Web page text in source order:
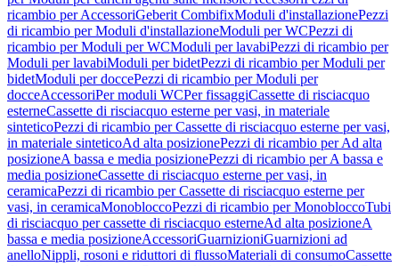
ricambio per AccessoriGeberit CombifixModuli d'installazionePezzi
di ricambio per Moduli d'installazioneModuli per WCPezzi di
ricambio per Moduli per WCModuli per lavabiPezzi di ricambio per
Moduli per lavabiModuli per bidetPezzi di ricambio per Moduli per
bidetModuli per doccePezzi di ricambio per Moduli per
docceAccessoriPer moduli WCPer fissaggiCassette di risciacquo
esterneCassette di risciacquo esterne per vasi, in materiale
sinteticoPezzi di ricambio per Cassette di risciacquo esterne per vasi,
in materiale sinteticoAd alta posizionePezzi di ricambio per Ad alta
posizioneA bassa e media posizionePezzi di ricambio per A bassa e
media posizioneCassette di risciacquo esterne per vasi, in
ceramicaPezzi di ricambio per Cassette di risciacquo esterne per
vasi, in ceramicaMonobloccoPezzi di ricambio per MonobloccoTubi
di risciacquo per cassette di risciacquo esterneAd alta posizioneA
bassa e media posizioneAccessoriGuarnizioniGuarnizioni ad
anelloNippli, rosoni e riduttori di flussoMateriali di consumoCassette